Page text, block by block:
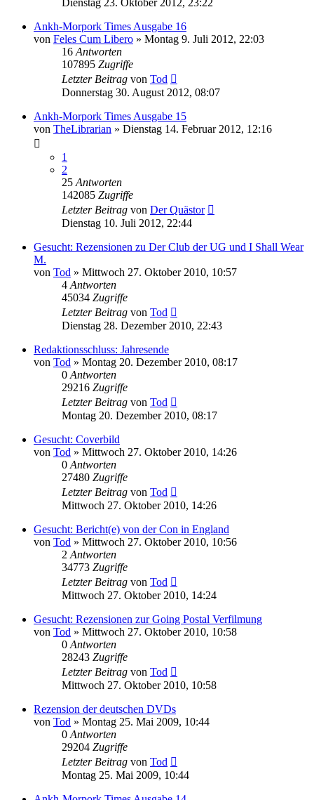
Ankh-Morpork Times Ausgabe 16
von Feles Cum Libero » Montag 9. Juli 2012, 22:03
16 Antworten
107895 Zugriffe
Letzter Beitrag von Tod
Donnerstag 30. August 2012, 08:07
Ankh-Morpork Times Ausgabe 15
von TheLibrarian » Dienstag 14. Februar 2012, 12:16
1
2
25 Antworten
142085 Zugriffe
Letzter Beitrag von Der Quästor
Dienstag 10. Juli 2012, 22:44
Gesucht: Rezensionen zu Der Club der UG und I Shall Wear
M.
von Tod » Mittwoch 27. Oktober 2010, 10:57
4 Antworten
45034 Zugriffe
Letzter Beitrag von Tod
Dienstag 28. Dezember 2010, 22:43
Redaktionsschluss: Jahresende
von Tod » Montag 20. Dezember 2010, 08:17
0 Antworten
29216 Zugriffe
Letzter Beitrag von Tod
Montag 20. Dezember 2010, 08:17
Gesucht: Coverbild
von Tod » Mittwoch 27. Oktober 2010, 14:26
0 Antworten
27480 Zugriffe
Letzter Beitrag von Tod
Mittwoch 27. Oktober 2010, 14:26
Gesucht: Bericht(e) von der Con in England
von Tod » Mittwoch 27. Oktober 2010, 10:56
2 Antworten
34773 Zugriffe
Letzter Beitrag von Tod
Mittwoch 27. Oktober 2010, 14:24
Gesucht: Rezensionen zur Going Postal Verfilmung
von Tod » Mittwoch 27. Oktober 2010, 10:58
0 Antworten
28243 Zugriffe
Letzter Beitrag von Tod
Mittwoch 27. Oktober 2010, 10:58
Rezension der deutschen DVDs
von Tod » Montag 25. Mai 2009, 10:44
0 Antworten
29204 Zugriffe
Letzter Beitrag von Tod
Montag 25. Mai 2009, 10:44